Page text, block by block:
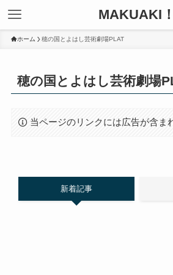
MAKUAKI！
ホーム 穂の国とよはし芸術劇場PLAT
穂の国とよはし芸術劇場
当ページのリンクには広告が含ま
新着記事